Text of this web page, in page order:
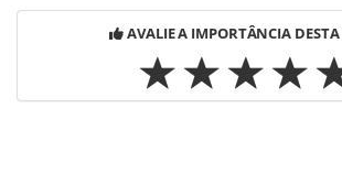
AVALIE A IMPORTÂNCIA